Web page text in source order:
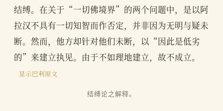
结缚。在关于“一切佛境界”的两个问题中，是以阿
拉汉不具有一切知智而作否定，并非因为无明与疑未
断。然而，他方却针对他们未断，以“因此是低劣
的”来建立执见。由于不如理地建立，故不成立。
显示巴利原文
结缚论之解释。